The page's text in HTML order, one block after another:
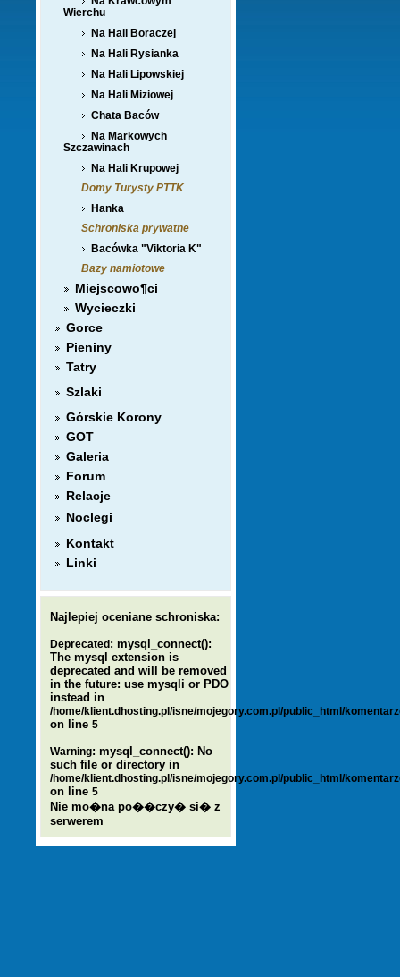
Wierchu
Na Hali Boraczej
Na Hali Rysianka
Na Hali Lipowskiej
Na Hali Miziowej
Chata Baców
Na Markowych
Szczawinach
Na Hali Krupowej
Domy Turysty PTTK
Hanka
Schroniska prywatne
Bacówka "Viktoria K"
Bazy namiotowe
Miejscowo¶ci
Wycieczki
Gorce
Pieniny
Tatry
Szlaki
Górskie Korony
GOT
Galeria
Forum
Relacje
Noclegi
Kontakt
Linki
Najlepiej oceniane schroniska:
Deprecated : mysql_connect():
The mysql extension is
deprecated and will be removed
in the future: use mysqli or PDO
instead in
/home/klient.dhosting.pl/isne/mojegory.com.pl/public_html/
on line 5
Warning: mysql_connect(): No
such file or directory in
/home/klient.dhosting.pl/isne/mojegory.com.pl/public_html/
on line 5
Nie mo�na po��czy� si� z
serwerem